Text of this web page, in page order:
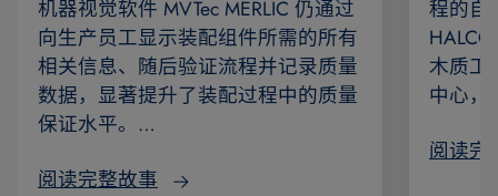
机器视觉软件 MVTec MERLIC 仍通过
向生产员工显示装配组件所需的所有
相关信息、随后验证流程并记录质量
数据，显著提升了装配过程中的质量
保证水平。…
阅读完整故事
程的自
木质工
中心，
阅读完